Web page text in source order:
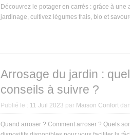
Découvrez le potager en carrés : grâce à une
jardinage, cultivez légumes frais, bio et
Arrosage du jardin :
conseils à suivre ?
Publié le : 11 Juil 2023 par Maison Confort
Quand arroser ? Comment arroser ? Quels